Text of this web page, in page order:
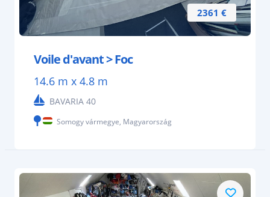
2361 €
Voile d'avant > Foc
14.6 m x 4.8 m
BAVARIA 40
Somogy vármegye, Magyarország